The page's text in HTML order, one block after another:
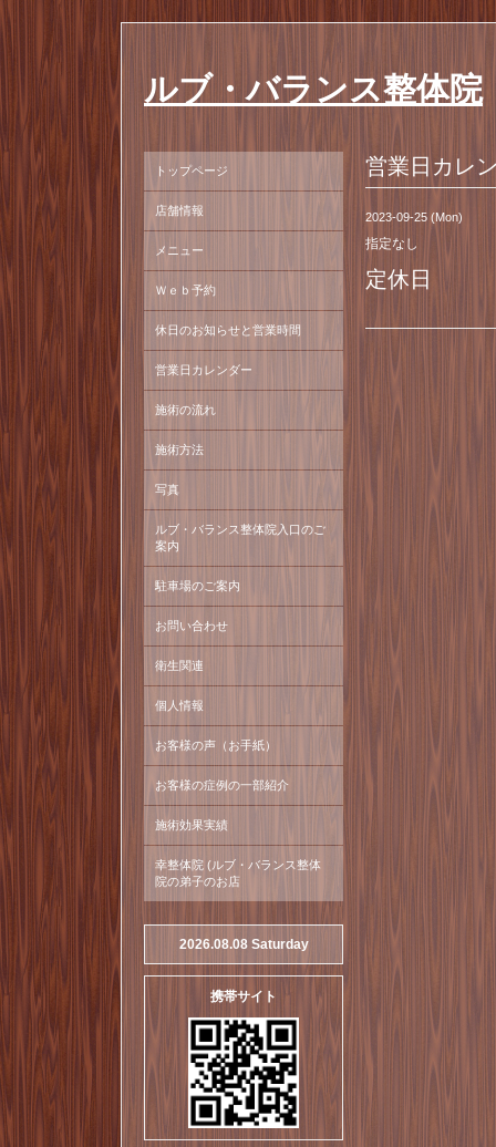
ルブ・バランス整体院
営業日カレ
2023-09-25 (Mon)
指定なし
定休日
トップページ
店舗情報
メニュー
Ｗｅｂ予約
休日のお知らせと営業時間
営業日カレンダー
施術の流れ
施術方法
写真
ルブ・バランス整体院入口のご
案内
駐車場のご案内
お問い合わせ
衛生関連
個人情報
お客様の声（お手紙）
お客様の症例の一部紹介
施術効果実績
幸整体院 (ルブ・バランス整体
院の弟子のお店
2026.08.08 Saturday
携帯サイト